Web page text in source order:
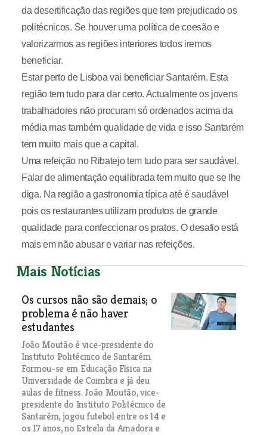
da desertificação das regiões que tem prejudicado os
politécnicos. Se houver uma política de coesão e
valorizarmos as regiões interiores todos iremos
beneficiar.
Estar perto de Lisboa vai beneficiar Santarém. Esta
região tem tudo para dar certo. Actualmente os jovens
trabalhadores não procuram só ordenados acima da
média mas também qualidade de vida e isso Santarém
tem muito mais que a capital.
Uma refeição no Ribatejo tem tudo para ser saudável.
Falar de alimentação equilibrada tem muito que se lhe
diga. Na região a gastronomia típica até é saudável
pois os restaurantes utilizam produtos de grande
qualidade para confeccionar os pratos. O desafio está
mais em não abusar e variar nas refeições.
Mais Notícias
Os cursos não são demais; o
problema é não haver
estudantes
João Moutão é vice-presidente do
Instituto Politécnico de Santarém.
Formou-se em Educação Física na
Universidade de Coimbra e já deu
aulas de fitness. João Moutão, vice-
presidente do Instituto Politécnico de
Santarém, jogou futebol entre os 14 e
os 17 anos, no Estrela da Amadora e